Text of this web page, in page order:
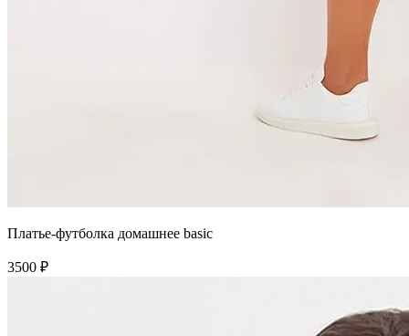
Платье-футболка домашнее basic
3500 ₽